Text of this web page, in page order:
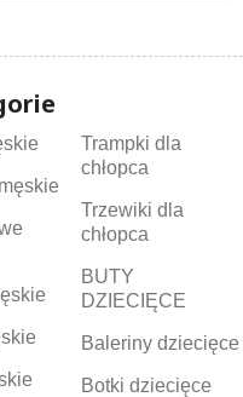
Trampki dla
chłopca
Trzewiki dla
chłopca
BUTY
DZIECIĘCE
Baleriny dziecięce
Botki dziecięce